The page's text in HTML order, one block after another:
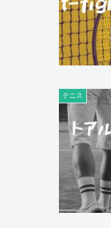
テニス